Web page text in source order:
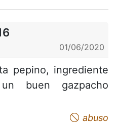
01/06/2020
pepino, ingrediente
buen gazpacho
abuso